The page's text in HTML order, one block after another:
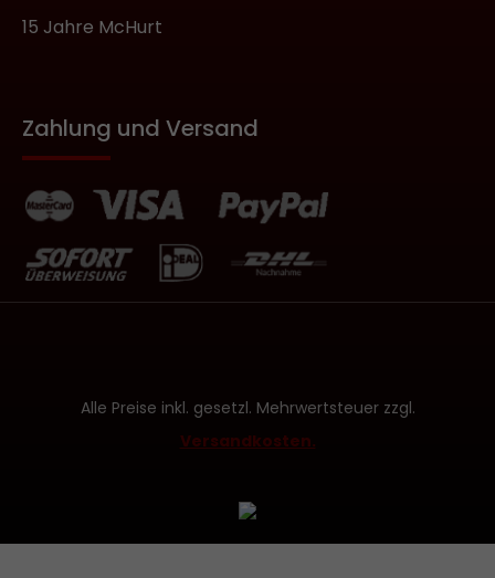
15 Jahre McHurt
Zahlung und Versand
Alle Preise inkl. gesetzl. Mehrwertsteuer zzgl.
Versandkosten.